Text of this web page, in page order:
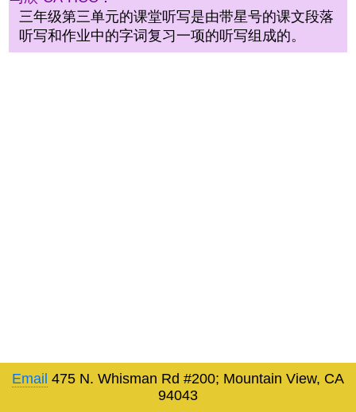
三年级第三单元的课堂听写是由带星号的课文段落
听写和作业中的字词复习一项的听写组成的。
Email 475 N. Whisman Rd #200; Mountain View, CA
94043